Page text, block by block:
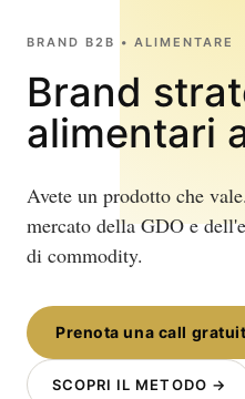
BRAND B2B • ALIMENTARE
Brand
alimentari
Avete un prodotto che
mercato della GDO e
di commodity.
Prenota una call
SCOPRI IL METODO →